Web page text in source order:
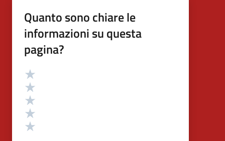
Quanto sono chiare le
informazioni su questa
pagina?
Valutazione